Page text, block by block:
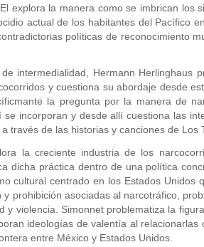
explora la manera como se imbrican los
actual de los habitantes del Pacífico
políticas de reconocimiento
intermedialidad, Hermann Herlinghaus
y cuestiona su abordaje desde
la pregunta por la manera de
incorporan y desde allí cuestiona las
través de las historias y canciones de Los
la creciente industria de los
dicha práctica dentro de una política
cultural centrado en los Estados Unidos
y prohibición asociadas al narcotráfico,
y violencia. Simonnet problematiza la
ideologías de valentía al
entre México y Estados Unidos.